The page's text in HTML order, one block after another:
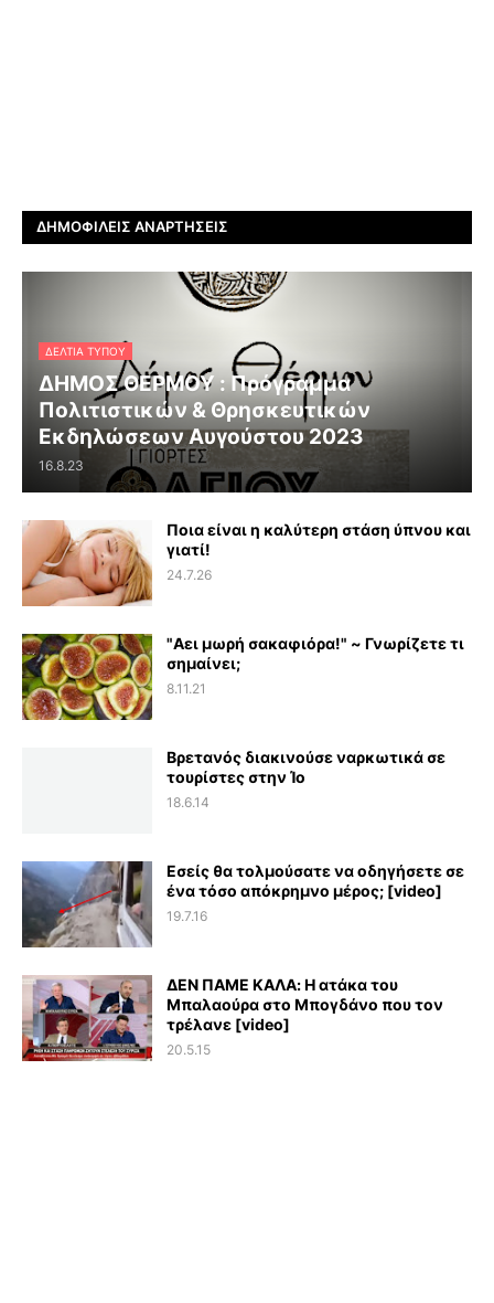
ΔΗΜΟΦΙΛΕΊΣ ΑΝΑΡΤΉΣΕΙΣ
ΔΕΛΤΊΑ ΤΎΠΟΥ
ΔΗΜΟΣ ΘΕΡΜΟΥ : Πρόγραμμα
Πολιτιστικών & Θρησκευτικών
Εκδηλώσεων Αυγούστου 2023
16.8.23
Ποια είναι η καλύτερη στάση ύπνου και
γιατί!
24.7.26
"Αει μωρή σακαφιόρα!" ~ Γνωρίζετε τι
σημαίνει;
8.11.21
Βρετανός διακινούσε ναρκωτικά σε
τουρίστες στην Ίο
18.6.14
Εσείς θα τολμούσατε να οδηγήσετε σε
ένα τόσο απόκρημνο μέρος; [video]
19.7.16
ΔΕΝ ΠΑΜΕ ΚΑΛΑ: Η ατάκα του
Μπαλαούρα στο Μπογδάνο που τον
τρέλανε [video]
20.5.15